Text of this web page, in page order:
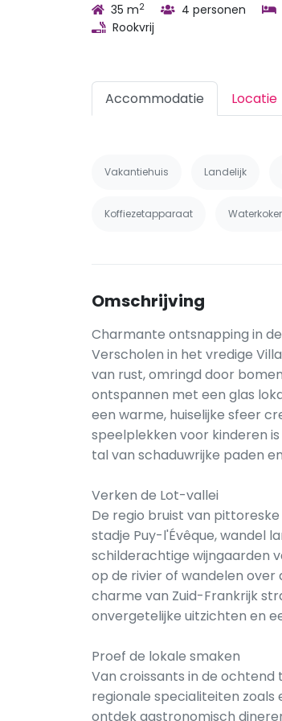
35 m2 4 personen
Rookvrij
Accommodatie Locatie
Vakantiehuis Landelijk
Koffiezetapparaat Waterkoker
Omschrijving
Charmante ontsnapping in
Verscholen in het vredige
van rust, omringd door
ontspannen met een glas
een warme, huiselijke sfeer
speelplekken voor kinderen
tal van schaduwrijke paden
Verken de Lot-vallei
De regio bruist van
stadje Puy-l'Évêque, wandel
schilderachtige wijngaarden
op de rivier of wandelen over
charme van Zuid-Frankrijk
onvergetelijke uitzichten en
Proef de lokale smaken
Van croissants in de
regionale specialiteiten zoals
ontdek gastronomisch